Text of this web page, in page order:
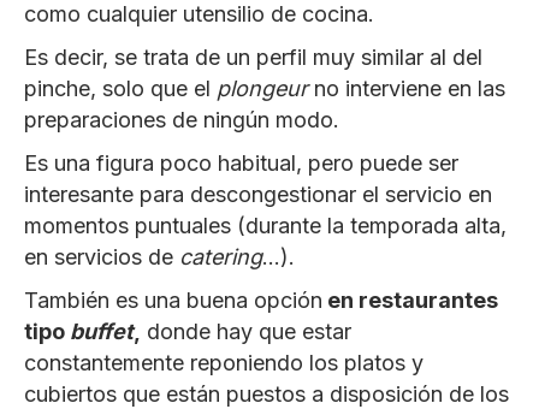
como cualquier utensilio de cocina.
Es decir, se trata de un perfil muy similar al del
pinche, solo que el plongeurno interviene en las
preparaciones de ningún modo.
Es una figura poco habitual, pero puede ser
interesante para descongestionar el servicio en
momentos puntuales (durante la temporada alta,
en servicios de catering…).
También es una buena opción en restaurantes
tipo buffet, donde hay que estar
constantemente reponiendo los platos y
cubiertos que están puestos a disposición de los